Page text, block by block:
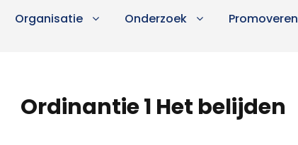
Organisatie Onderzoek Promoveren
Ordinantie 1 Het belijden